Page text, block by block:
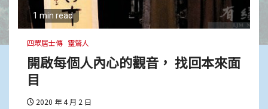
1 min read
四眾居士傳 靈鷲人
開啟每個人內心的觀音， 找回本來面
目
2020 年 4 月 2 日